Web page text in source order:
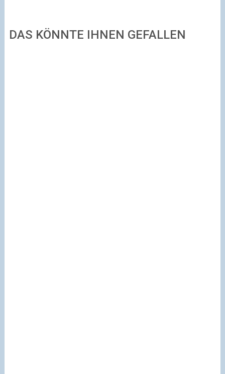
DAS KÖNNTE IHNEN GEFALLEN